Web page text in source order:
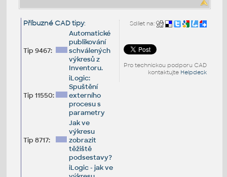
Sdílet na:
Pro technickou podporu CAD
kontaktujte Helpdesk
Příbuzné CAD tipy:
Tip 9467:
Automatické
publikování
schválených
výkresů z
Inventoru.
Tip 11550:
iLogic:
Spuštění
externího
procesu s
parametry
Tip 8717:
Jak ve
výkresu
zobrazit
těžiště
podsestavy?
iLogic - jak ve